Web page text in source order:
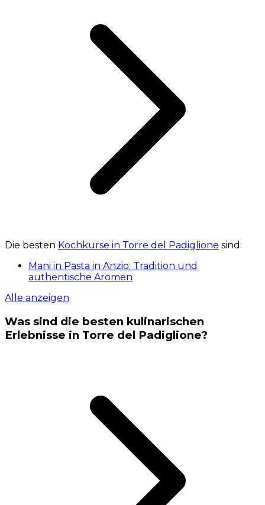
Die besten Kochkurse in Torre del Padiglione sind:
Mani in Pasta in Anzio: Tradition und
authentische Aromen
Alle anzeigen
Was sind die besten kulinarischen
Erlebnisse in Torre del Padiglione?